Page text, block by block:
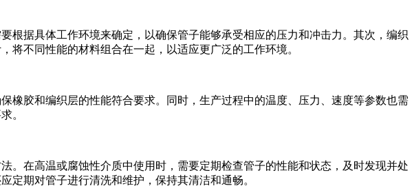
根据具体工作环境来确定，以确保管子能够承受相应的压力和冲击力。其次，编织
将不同性能的材料组合在一起，以适应更广泛的工作环境。
橡胶和编织层的性能符合要求。同时，生产过程中的温度、压力、速度等参数也需
。
。在高温或腐蚀性介质中使用时，需要定期检查管子的性能和状态，及时发现并处
定期对管子进行清洗和维护，保持其清洁和通畅。